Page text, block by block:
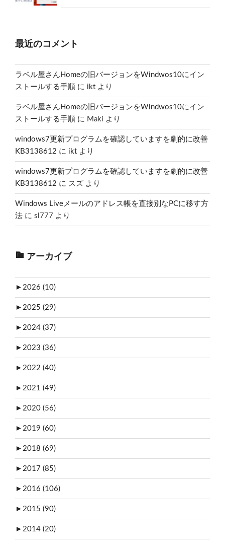
最近のコメント
ラベル屋さんHomeの旧バージョンをWindwos10にイン
ストールする手順 に ikt より
ラベル屋さんHomeの旧バージョンをWindwos10にイン
ストールする手順 に Maki より
windows7更新プログラムを確認していますを劇的に改善
KB3138612 に ikt より
windows7更新プログラムを確認していますを劇的に改善
KB3138612 に スズ より
Windows Liveメールのアドレス帳を直接別なPCに移す方
法 に sl777 より
アーカイブ
► 2026 (10)
► 2025 (29)
► 2024 (37)
► 2023 (36)
► 2022 (40)
► 2021 (49)
► 2020 (56)
► 2019 (60)
► 2018 (69)
► 2017 (85)
► 2016 (106)
► 2015 (90)
► 2014 (20)